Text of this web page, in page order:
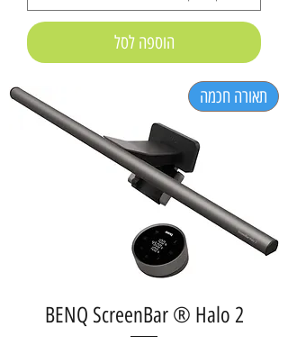
הוספה לסל
תאורה חכמה
BENQ ScreenBar ® Halo 2